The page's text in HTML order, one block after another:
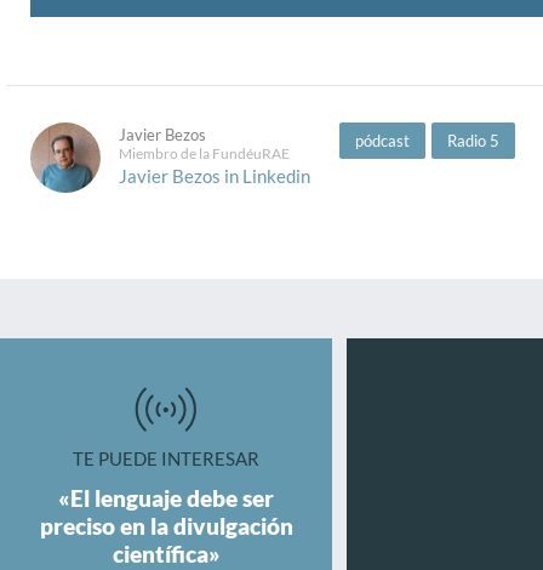
Javier Bezos
Miembro de la FundéuRAE
Javier Bezos in Linkedin
pódcast Radio 5
TE PUEDE INTERESAR
«El lenguaje debe ser
preciso en la divulgación
científica»